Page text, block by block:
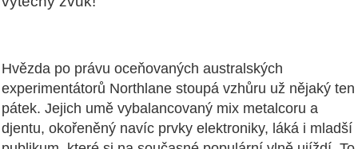
Hvězda po právu oceňovaných australských
experimentátorů Northlane stoupá vzhůru už nějaký ten
pátek. Jejich umě vybalancovaný mix metalcoru a
djentu, okořeněný navíc prvky elektroniky, láká i mladší